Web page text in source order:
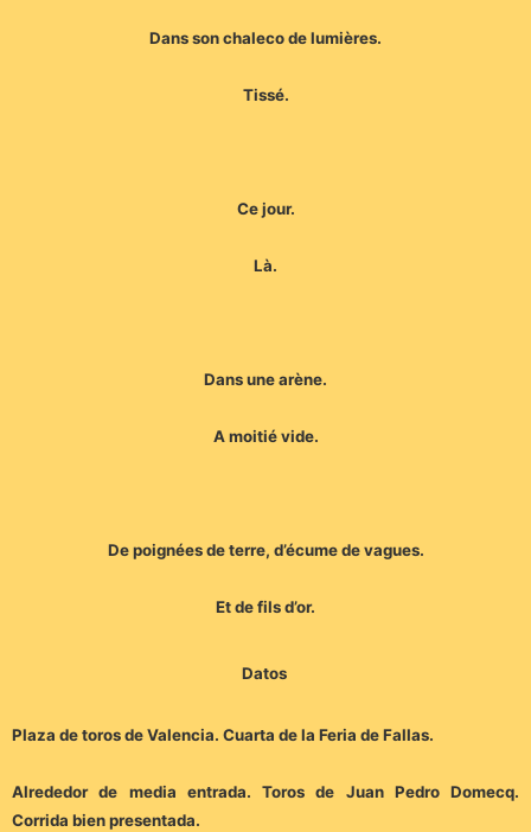
Dans son chaleco de lumières.
Tissé.
Ce jour.
Là.
Dans une arène.
A moitié vide.
De poignées de terre, d’écume de vagues.
Et de fils d’or.
Datos
Plaza de toros de Valencia. Cuarta de la Feria de Fallas.
Alrededor de media entrada. Toros de Juan Pedro Domecq.
Corrida bien presentada.